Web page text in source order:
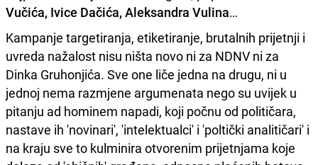
Vučića, Ivice Dačića, Aleksandra Vulina…
Kampanje targetiranja, etiketiranje, brutalnih prijetnji i
uvreda nažalost nisu ništa novo ni za NDNV ni za
Dinka Gruhonjića. Sve one liče jedna na drugu, ni u
jednoj nema razmjene argumenata nego su uvijek u
pitanju ad hominem napadi, koji počnu od političara,
nastave ih 'novinari', 'intelektualci' i 'poltički analitičari' i
na kraju sve to kulminira otvorenim prijetnjama koje